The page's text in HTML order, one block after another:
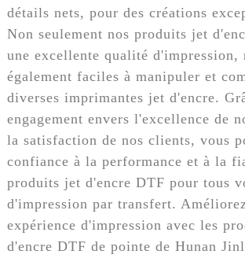
détails nets, pour des créations
Non seulement nos produits jet
une excellente qualité d'impression,
également faciles à manipuler et
diverses imprimantes jet d'encre.
engagement envers l'excellence de
la satisfaction de nos clients, vous
confiance à la performance et à la
produits jet d'encre DTF pour tous
d'impression par transfert.
expérience d'impression avec les
d'encre DTF de pointe de Hunan